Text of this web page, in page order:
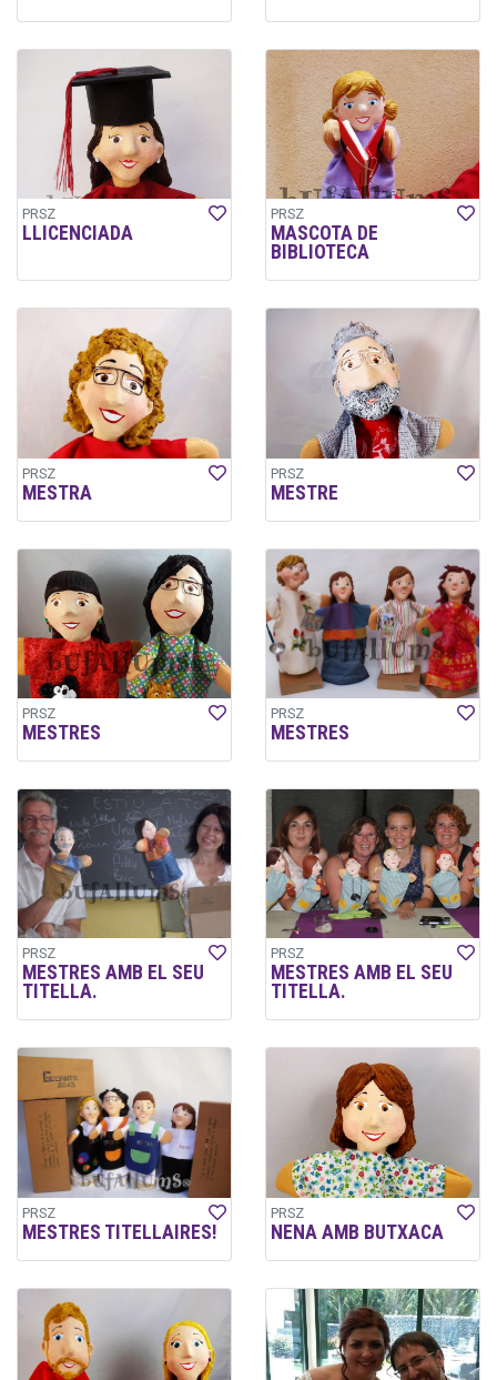
PRSZ
LLICENCIADA
PRSZ
MASCOTA DE
BIBLIOTECA
PRSZ
MESTRA
PRSZ
MESTRE
PRSZ
MESTRES
PRSZ
MESTRES
PRSZ
MESTRES AMB EL SEU
TITELLA.
PRSZ
MESTRES AMB EL SEU
TITELLA.
PRSZ
MESTRES TITELLAIRES!
PRSZ
NENA AMB BUTXACA